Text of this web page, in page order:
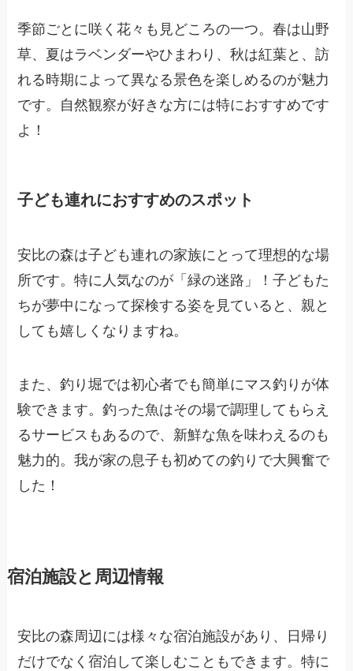
季節ごとに咲く花々も見どころの一つ。春は山野
草、夏はラベンダーやひまわり、秋は紅葉と、訪
れる時期によって異なる景色を楽しめるのが魅力
です。自然観察が好きな方には特におすすめです
よ！
子ども連れにおすすめのスポット
安比の森は子ども連れの家族にとって理想的な場
所です。特に人気なのが「緑の迷路」！子どもた
ちが夢中になって探検する姿を見ていると、親と
しても嬉しくなりますね。
また、釣り堀では初心者でも簡単にマス釣りが体
験できます。釣った魚はその場で調理してもらえ
るサービスもあるので、新鮮な魚を味わえるのも
魅力的。我が家の息子も初めての釣りで大興奮で
した！
宿泊施設と周辺情報
安比の森周辺には様々な宿泊施設があり、日帰り
だけでなく宿泊して楽しむこともできます。特に